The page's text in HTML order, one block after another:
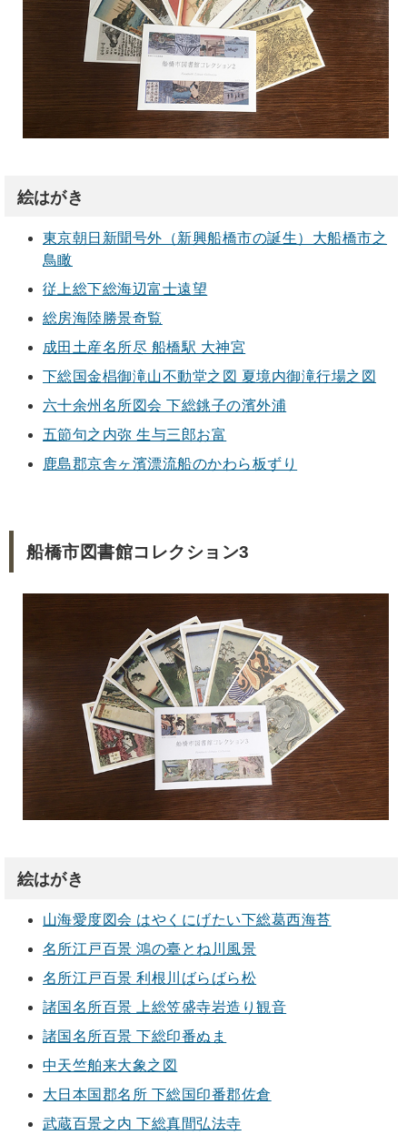
絵はがき
東京朝日新聞号外（新興船橋市の誕生）大船橋市之
鳥瞰
従上総下総海辺富士遠望
総房海陸勝景奇覧
成田土産名所尽 船橋駅 大神宮
下総国金椙御滝山不動堂之図 夏境内御滝行場之図
六十余州名所図会 下総銚子の濱外浦
五節句之内弥 生与三郎お富
鹿島郡京舎ヶ濱漂流船のかわら板ずり
船橋市図書館コレクション3
絵はがき
山海愛度図会 はやくにげたい下総葛西海苔
名所江戸百景 鴻の臺とね川風景
名所江戸百景 利根川ばらばら松
諸国名所百景 上総笠盛寺岩造り観音
諸国名所百景 下総印番ぬま
中天竺舶来大象之図
大日本国郡名所 下総国印番郡佐倉
武蔵百景之内 下総真間弘法寺